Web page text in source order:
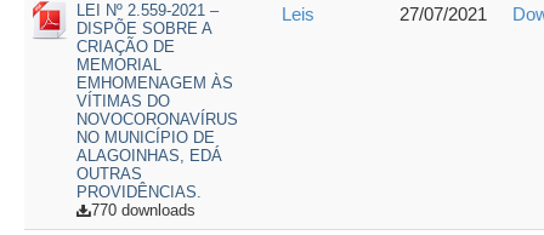
LEI Nº 2.559-2021 –
DISPÕE SOBRE A
CRIAÇÃO DE
MEMORIAL
EMHOMENAGEM ÀS
VÍTIMAS DO
NOVOCORONAVÍRUS
NO MUNICÍPIO DE
ALAGOINHAS, EDÁ
OUTRAS
PROVIDÊNCIAS.
770 downloads
Leis 27/07/2021